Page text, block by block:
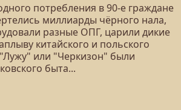
потребления в 90-е граждане
миллиарды чёрного нала,
разные ОПГ, царили дикие
китайского и польского
или "Черкизон" были
быта...